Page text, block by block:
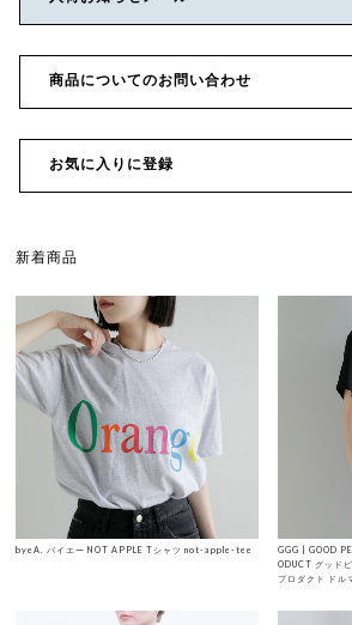
商品についてのお問い合わせ
お気に入りに登録
新着商品
byeA. バイエー NOT APPLE Tシャツ not-apple-tee
GGG | GOOD
ODUCT グッド
プロダクト ド